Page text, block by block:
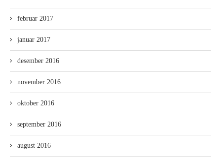
februar 2017
januar 2017
desember 2016
november 2016
oktober 2016
september 2016
august 2016